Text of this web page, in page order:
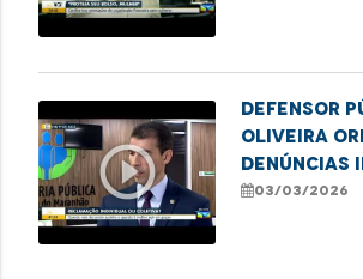
play_circle_outline
Defensor
Oliveira
denúncias
coletivas
03/03/2026